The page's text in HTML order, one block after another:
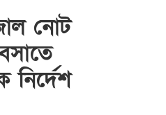
নোট
নির্দেশ